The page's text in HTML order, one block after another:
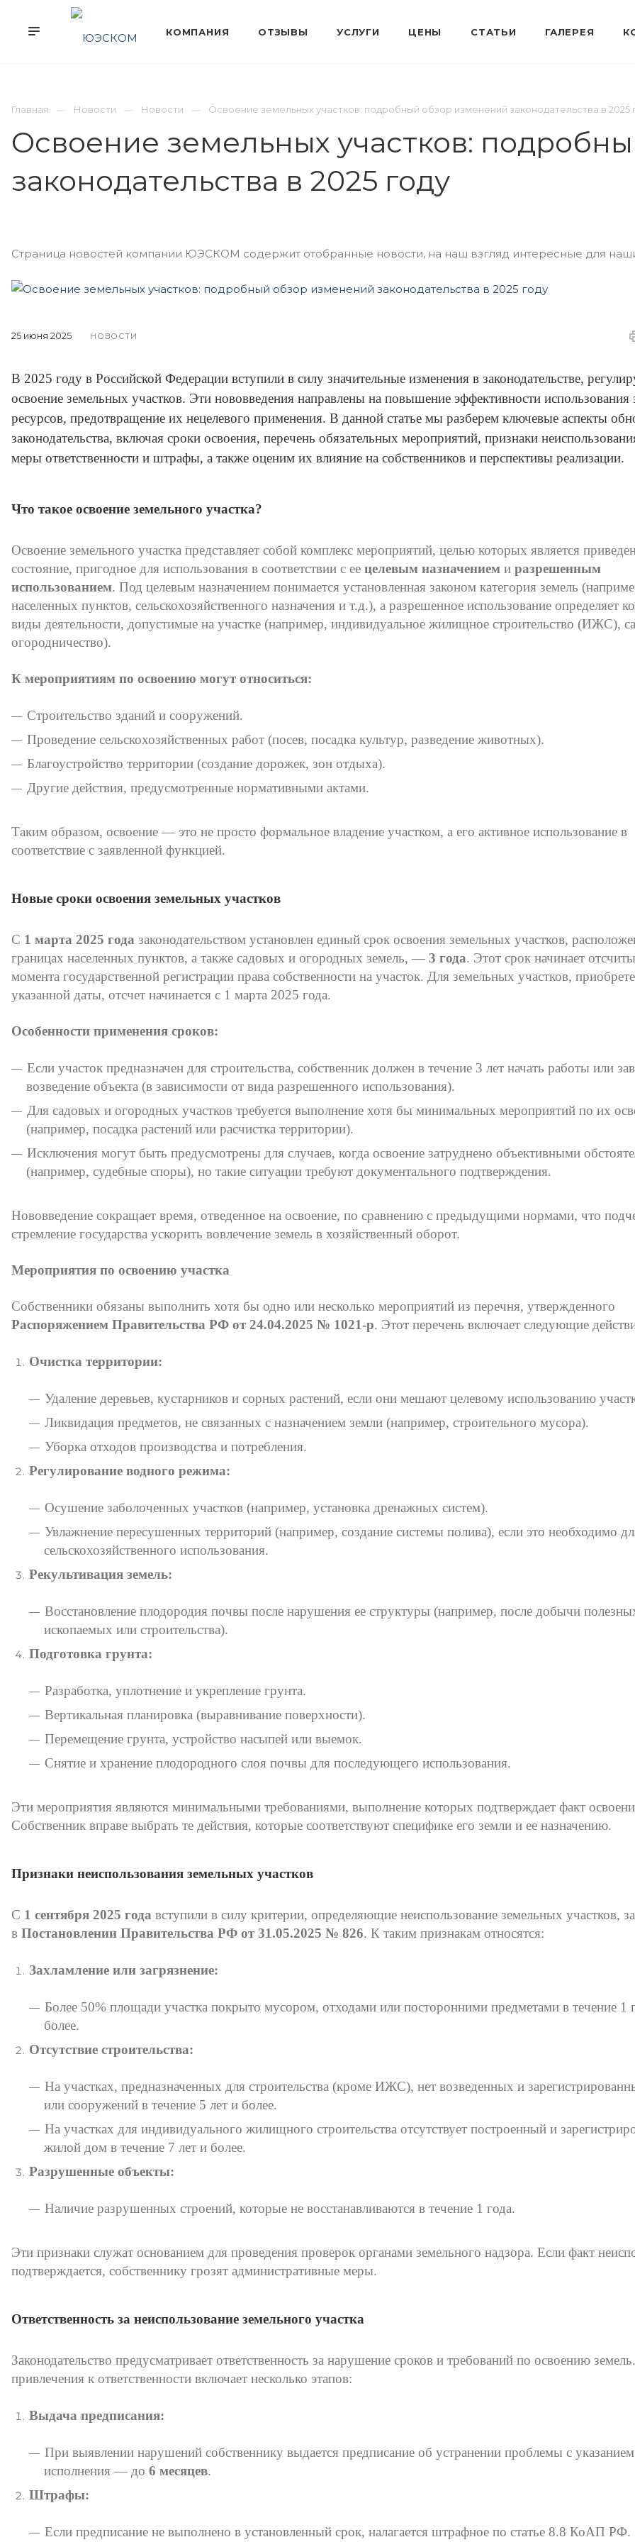
Главная Новости Новости Освоение земельных участков: подробный обзор изменений законодательства в 2025
Освоение земельных участков:
законодательства в 2025 году
Страница новостей компании ЮЭСКОМ содержит отобранные новости, на наш взгляд интересные для
25 июня 2025 НОВОСТИ
В 2025 году в Российской Федерации вступили в силу значительные изменения в законодательстве,
освоение земельных участков. Эти нововведения направлены на повышение эффективности использования
ресурсов, предотвращение их нецелевого применения. В данной статье мы разберем ключевые аспекты
законодательства, включая сроки освоения, перечень обязательных мероприятий, признаки
меры ответственности и штрафы, а также оценим их влияние на собственников и перспективы реализации.
Что такое освоение земельного участка?
Освоение земельного участка представляет собой комплекс мероприятий, целью которых является
состояние, пригодное для использования в соответствии с ее целевым назначением и разрешенным
использованием. Под целевым назначением понимается установленная законом категория земель
населенных пунктов, сельскохозяйственного назначения и т.д.), а разрешенное использование определяет
виды деятельности, допустимые на участке (например, индивидуальное жилищное строительство (ИЖС),
огородничество).
К мероприятиям по освоению могут относиться:
Строительство зданий и сооружений.
Проведение сельскохозяйственных работ (посев, посадка культур, разведение животных).
Благоустройство территории (создание дорожек, зон отдыха).
Другие действия, предусмотренные нормативными актами.
Таким образом, освоение — это не просто формальное владение участком, а его активное использование в
соответствие с заявленной функцией.
Новые сроки освоения земельных участков
С 1 марта 2025 года законодательством установлен единый срок освоения земельных участков,
границах населенных пунктов, а также садовых и огородных земель, — 3 года. Этот срок начинает
момента государственной регистрации права собственности на участок. Для земельных участков,
указанной даты, отсчет начинается с 1 марта 2025 года.
Особенности применения сроков:
Если участок предназначен для строительства, собственник должен в течение 3 лет начать работы или
возведение объекта (в зависимости от вида разрешенного использования).
Для садовых и огородных участков требуется выполнение хотя бы минимальных мероприятий по их
(например, посадка растений или расчистка территории).
Исключения могут быть предусмотрены для случаев, когда освоение затруднено объективными
(например, судебные споры), но такие ситуации требуют документального подтверждения.
Нововведение сокращает время, отведенное на освоение, по сравнению с предыдущими нормами, что
стремление государства ускорить вовлечение земель в хозяйственный оборот.
Мероприятия по освоению участка
Собственники обязаны выполнить хотя бы одно или несколько мероприятий из перечня, утвержденного
Распоряжением Правительства РФ от 24.04.2025 № 1021-р. Этот перечень включает следующие
Очистка территории:
Удаление деревьев, кустарников и сорных растений, если они мешают целевому использованию
Ликвидация предметов, не связанных с назначением земли (например, строительного мусора).
Уборка отходов производства и потребления.
Регулирование водного режима:
Осушение заболоченных участков (например, установка дренажных систем).
Увлажнение пересушенных территорий (например, создание системы полива), если это необходимо
сельскохозяйственного использования.
Рекультивация земель:
Восстановление плодородия почвы после нарушения ее структуры (например, после добычи
ископаемых или строительства).
Подготовка грунта:
Разработка, уплотнение и укрепление грунта.
Вертикальная планировка (выравнивание поверхности).
Перемещение грунта, устройство насыпей или выемок.
Снятие и хранение плодородного слоя почвы для последующего использования.
Эти мероприятия являются минимальными требованиями, выполнение которых подтверждает факт
Собственник вправе выбрать те действия, которые соответствуют специфике его земли и ее назначению.
Признаки неиспользования земельных участков
С 1 сентября 2025 года вступили в силу критерии, определяющие неиспользование земельных участков,
в Постановлении Правительства РФ от 31.05.2025 № 826. К таким признакам относятся:
Захламление или загрязнение:
Более 50% площади участка покрыто мусором, отходами или посторонними предметами в течение 1
более.
Отсутствие строительства:
На участках, предназначенных для строительства (кроме ИЖС), нет возведенных и
или сооружений в течение 5 лет и более.
На участках для индивидуального жилищного строительства отсутствует построенный и
жилой дом в течение 7 лет и более.
Разрушенные объекты:
Наличие разрушенных строений, которые не восстанавливаются в течение 1 года.
Эти признаки служат основанием для проведения проверок органами земельного надзора. Если факт
подтверждается, собственнику грозят административные меры.
Ответственность за неиспользование земельного участка
Законодательство предусматривает ответственность за нарушение сроков и требований по освоению
привлечения к ответственности включает несколько этапов:
Выдача предписания:
При выявлении нарушений собственнику выдается предписание об устранении проблемы с
исполнения — до 6 месяцев.
Штрафы:
Если предписание не выполнено в установленный срок, налагается штрафное по статье 8.8 КоАП РФ.